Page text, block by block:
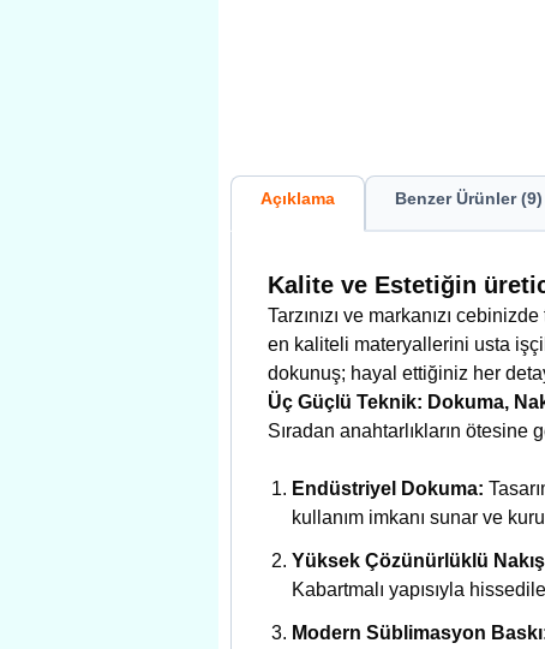
Açıklama Benzer Ürünler (9)
Kalite ve Estetiğin
Tarzınızı ve markanızı
en kaliteli materyallerini usta
dokunuş; hayal ettiğiniz her
Üç Güçlü Teknik: Dokuma,
Sıradan anahtarlıkların ötesine
Endüstriyel Dokuma:
kullanım imkanı sunar ve
Yüksek Çözünürlüklü
Kabartmalı yapısıyla
Modern Süblimasyon